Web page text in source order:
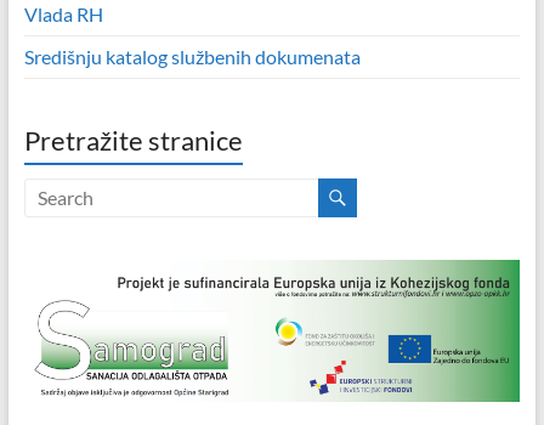
Vlada RH
Središnju katalog službenih dokumenata
Pretražite stranice